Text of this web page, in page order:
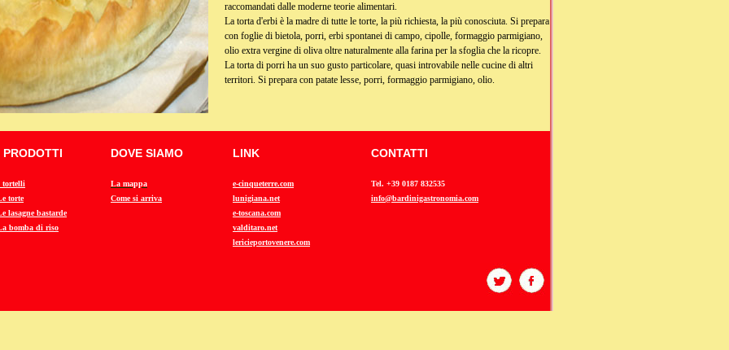
raccomandati dalle moderne teorie alimentari.
La torta d'erbi è la madre di tutte le torte, la più richiesta, la più conosciuta. Si prepara
con foglie di bietola, porri, erbi spontanei di campo, cipolle, formaggio parmigiano,
olio extra vergine di oliva oltre naturalmente alla farina per la sfoglia che la ricopre.
La torta di porri ha un suo gusto particolare, quasi introvabile nelle cucine di altri
territori. Si prepara con patate lesse, porri, formaggio parmigiano, olio.
PRODOTTI
tortelli
torte
lasagne bastarde
bomba di riso
DOVE SIAMO
La mappa
Come si arriva
LINK
e-cinqueterre.com
lunigiana.net
e-toscana.com
valditaro.net
lericieportovenere.com
CONTATTI
Tel. +39 0187 832535
info@bardinigastronomia.com